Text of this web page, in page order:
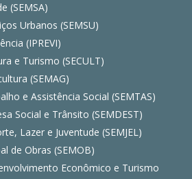
(SEMSA)
Urbanos (SEMSU)
(IPREVI)
e Turismo (SECULT)
(SEMAG)
e Assistência Social (SEMTAS)
Social e Trânsito (SEMDEST)
Lazer e Juventude (SEMJEL)
de Obras (SEMOB)
Econômico e Turismo